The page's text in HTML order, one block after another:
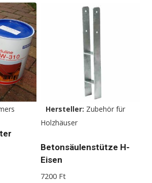
Hersteller: Zubehör für
Holzhäuser
Betonsäulenstütze H-
Eisen
7200 Ft